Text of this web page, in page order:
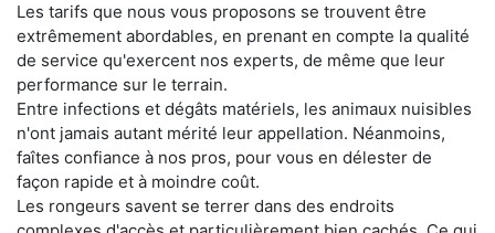
Les tarifs que nous vous proposons se trouvent être
extrêmement abordables, en prenant en compte la qualité
de service qu'exercent nos experts, de même que leur
performance sur le terrain.
Entre infections et dégâts matériels, les animaux nuisibles
n'ont jamais autant mérité leur appellation. Néanmoins,
faîtes confiance à nos pros, pour vous en délester de
façon rapide et à moindre coût.
Les rongeurs savent se terrer dans des endroits